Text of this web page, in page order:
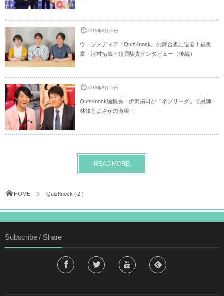
2019年8月16日
ウェブメディア「QuizKnock」の舞台裏に迫る！福良
拳・河村拓哉・須貝駿貴インタビュー（後編）
2019年8月12日
QuizKnock編集長・伊沢拓司が『ネプリーグ』で恩師・
林修とまさかの激突！
READ MORE
HOME QuizKnock ( 2 )
Subscribe / Share